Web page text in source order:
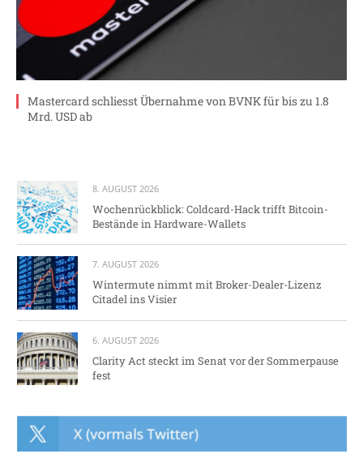
Mastercard schliesst Übernahme von BVNK für bis zu 1.8
Mrd. USD ab
8. AUGUST 2026
Wochenrückblick: Coldcard-Hack trifft Bitcoin-
Bestände in Hardware-Wallets
7. AUGUST 2026
Wintermute nimmt mit Broker-Dealer-Lizenz
Citadel ins Visier
6. AUGUST 2026
Clarity Act steckt im Senat vor der Sommerpause
fest